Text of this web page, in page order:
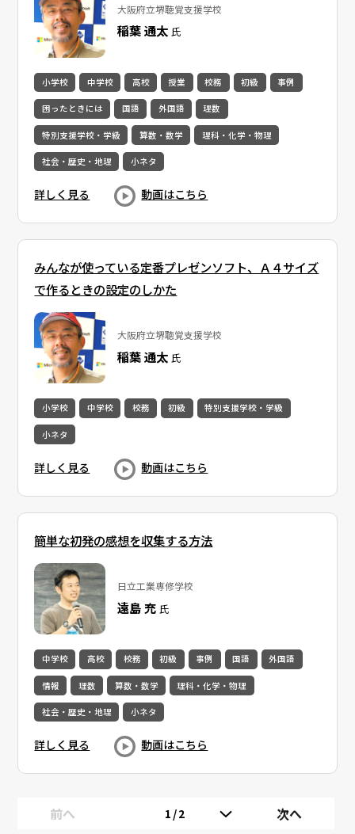
大阪府立堺聴覚支援学校
稲葉 通太 氏
小学校 中学校 高校 授業 校務 初級 事例
困ったときには 国語 外国語 理数
特別支援学校・学級 算数・数学 理科・化学・物理
社会・歴史・地理 小ネタ
詳しく見る 動画はこちら
みんなが使っている定番プレゼンソフト、Ａ４サイズ
で作るときの設定のしかた
大阪府立堺聴覚支援学校
稲葉 通太 氏
小学校 中学校 校務 初級 特別支援学校・学級
小ネタ
詳しく見る 動画はこちら
簡単な初発の感想を収集する方法
日立工業専修学校
遠島 充 氏
中学校 高校 校務 初級 事例 国語 外国語
情報 理数 算数・数学 理科・化学・物理
社会・歴史・地理 小ネタ
詳しく見る 動画はこちら
前へ 1/2 次へ